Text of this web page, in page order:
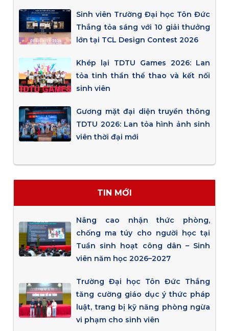
Sinh viên Trường Đại học Tôn Đức
Thắng tỏa sáng với 10 giải thưởng
lớn tại TCL Design Contest 2026
Khép lại TDTU Games 2026: Lan
tỏa tinh thần thể thao và kết nối
sinh viên
Gương mặt đại diện truyền thông
TDTU 2026: Lan tỏa hình ảnh sinh
viên thời đại mới
TIN MỚI
Nâng cao nhận thức phòng,
chống ma túy cho người học tại
Tuần sinh hoạt công dân – Sinh
viên năm học 2026–2027
Trường Đại học Tôn Đức Thắng
tăng cường giáo dục ý thức pháp
luật, trang bị kỹ năng phòng ngừa
vi phạm cho sinh viên